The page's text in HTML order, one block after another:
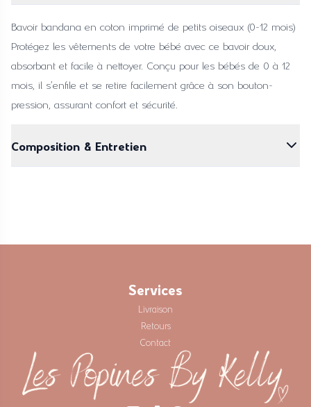
Bavoir bandana en coton imprimé de petits oiseaux (0-12 mois)
Protégez les vêtements de votre bébé avec ce bavoir doux,
absorbant et facile à nettoyer. Conçu pour les bébés de 0 à 12
mois, il s'enfile et se retire facilement grâce à son bouton-
pression, assurant confort et sécurité.
Composition & Entretien
Services
Livraison
Retours
Contact